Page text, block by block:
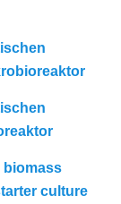
biomass
culture